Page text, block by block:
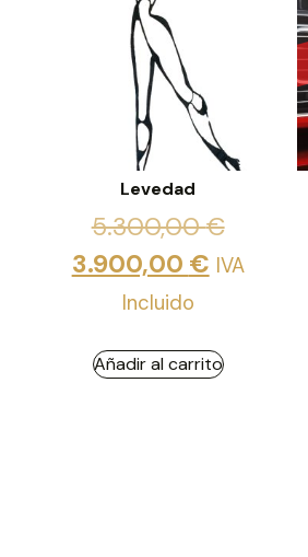
Levedad
5.300,00€
3.900,00 € IVA
Incluido
Añadir al carrito